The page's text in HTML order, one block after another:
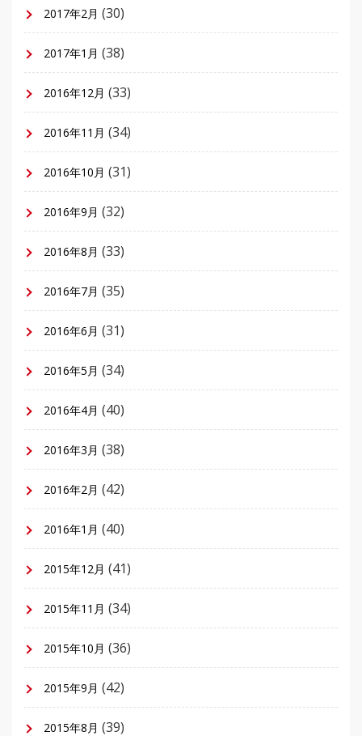
2017年2月 (30)
2017年1月 (38)
2016年12月 (33)
2016年11月 (34)
2016年10月 (31)
2016年9月 (32)
2016年8月 (33)
2016年7月 (35)
2016年6月 (31)
2016年5月 (34)
2016年4月 (40)
2016年3月 (38)
2016年2月 (42)
2016年1月 (40)
2015年12月 (41)
2015年11月 (34)
2015年10月 (36)
2015年9月 (42)
2015年8月 (39)